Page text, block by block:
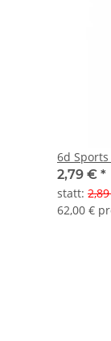
6d
2,79 € *
statt:
62,00 €